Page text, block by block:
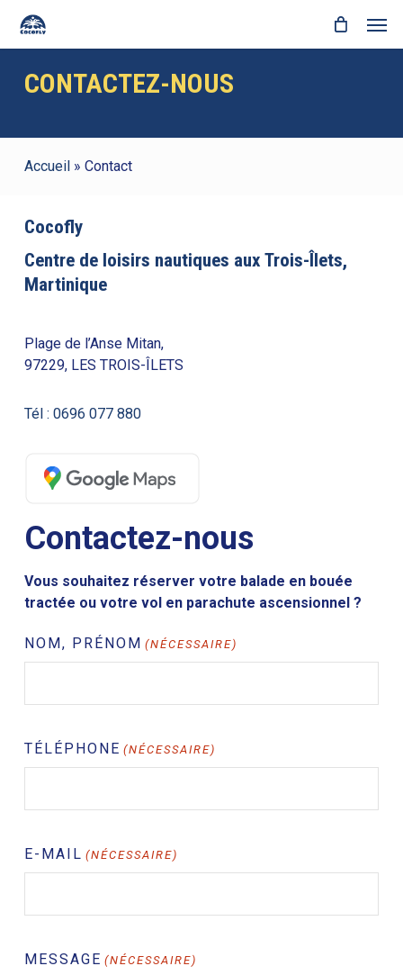
main
content
Cart
CONTACTEZ-NOUS
Accueil» Contact
Cocofly
Centre de loisirs nautiques aux Trois-Îlets,
Martinique
Plage de l’Anse Mitan,
97229, LES TROIS-ÎLETS
Tél : 0696 077 880
Contactez-nous
Vous souhaitez réserver votre balade en bouée
tractée ou votre vol en parachute ascensionnel ?
NOM, PRÉNOM (NÉCESSAIRE)
TÉLÉPHONE (NÉCESSAIRE)
E-MAIL (NÉCESSAIRE)
MESSAGE (NÉCESSAIRE)